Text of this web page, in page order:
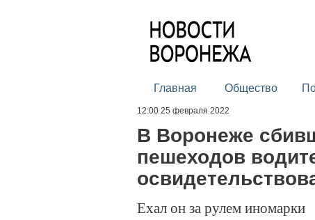
Главная Общество
12:00 25 февраля 2022
В Воронеже
пешеходов
Ехал он за рулем иномарки